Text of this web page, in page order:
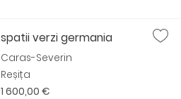
spatii verzi germania
Caras-Severin
Reșița
1 600,00 €